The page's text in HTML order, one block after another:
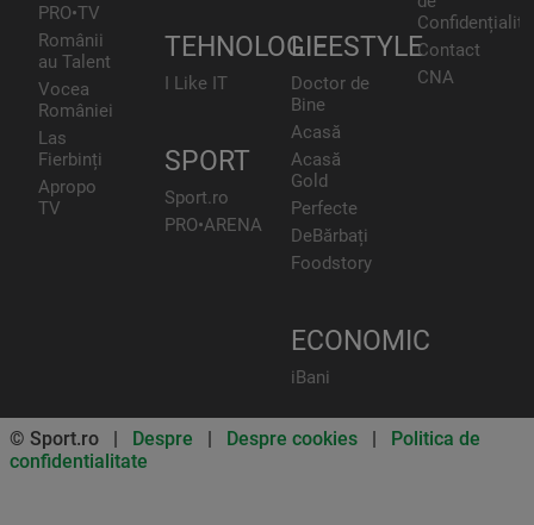
PRO•TV
Românii
au Talent
Vocea
României
Las
Fierbinți
Apropo
TV
TEHNOLOGIE
I Like IT
SPORT
Sport.ro
PRO•ARENA
LIFESTYLE
Doctor de
Bine
Acasă
Acasă
Gold
Perfecte
DeBărbați
Foodstory
ECONOMIC
iBani
Contact
CNA
© Sport.ro | Despre | Despre cookies | Politica de
confidentialitate